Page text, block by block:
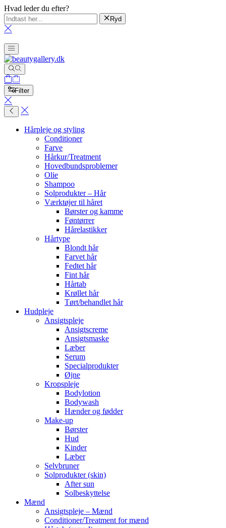
Hvad leder du efter?
Ryd
Filter
Hårpleje og styling
Conditioner
Farve
Hårkur/Treatment
Hovedbundsproblemer
Olie
Shampoo
Solprodukter – Hår
Værktøjer til håret
Børster og kamme
Føntørrer
Hårelastikker
Hårtype
Blondt hår
Farvet hår
Fedtet hår
Fint hår
Hårtab
Krøllet hår
Tørt/behandlet hår
Hudpleje
Ansigtspleje
Ansigtscreme
Ansigtsmaske
Læber
Serum
Specialprodukter
Øjne
Kropspleje
Bodylotion
Bodywash
Hænder og fødder
Make-up
Børster
Hud
Kinder
Læber
Selvbruner
Solprodukter (skin)
After sun
Solbeskyttelse
Mænd
Ansigtspleje – Mænd
Conditioner/Treatment for mænd